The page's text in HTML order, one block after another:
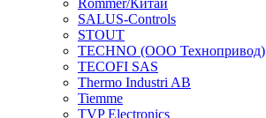
Rommer/Китай
SALUS-Controls
STOUT
TECHNO (ООО Технопривод)
TECOFI SAS
Thermo Industri AB
Tiemme
TVP Electronics